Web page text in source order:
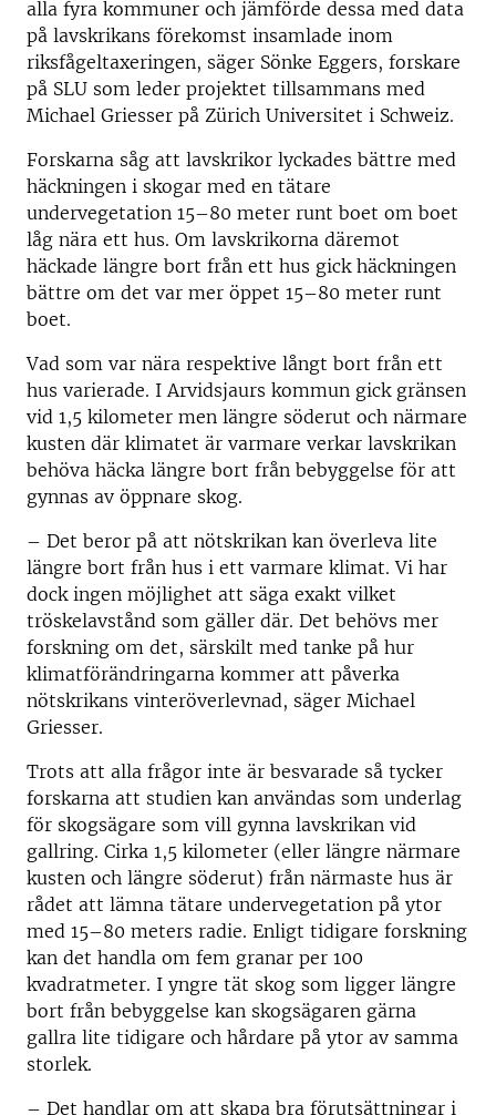
alla fyra kommuner och jämförde dessa med data
på lavskrikans förekomst insamlade inom
riksfågeltaxeringen, säger Sönke Eggers, forskare
på SLU som leder projektet tillsammans med
Michael Griesser på Zürich Universitet i Schweiz.
Forskarna såg att lavskrikor lyckades bättre med
häckningen i skogar med en tätare
undervegetation 15–80 meter runt boet om boet
låg nära ett hus. Om lavskrikorna däremot
häckade längre bort från ett hus gick häckningen
bättre om det var mer öppet 15–80 meter runt
boet.
Vad som var nära respektive långt bort från ett
hus varierade. I Arvidsjaurs kommun gick gränsen
vid 1,5 kilometer men längre söderut och närmare
kusten där klimatet är varmare verkar lavskrikan
behöva häcka längre bort från bebyggelse för att
gynnas av öppnare skog.
– Det beror på att nötskrikan kan överleva lite
längre bort från hus i ett varmare klimat. Vi har
dock ingen möjlighet att säga exakt vilket
tröskelavstånd som gäller där. Det behövs mer
forskning om det, särskilt med tanke på hur
klimatförändringarna kommer att påverka
nötskrikans vinteröverlevnad, säger Michael
Griesser.
Trots att alla frågor inte är besvarade så tycker
forskarna att studien kan användas som underlag
för skogsägare som vill gynna lavskrikan vid
gallring. Cirka 1,5 kilometer (eller längre närmare
kusten och längre söderut) från närmaste hus är
rådet att lämna tätare undervegetation på ytor
med 15–80 meters radie. Enligt tidigare forskning
kan det handla om fem granar per 100
kvadratmeter. I yngre tät skog som ligger längre
bort från bebyggelse kan skogsägaren gärna
gallra lite tidigare och hårdare på ytor av samma
storlek.
– Det handlar om att skapa bra förutsättningar i